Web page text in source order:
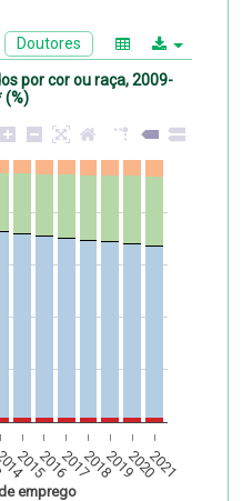
Doutores
por cor ou raça, 2009-
(%)
2015201620172018201920202021
emprego